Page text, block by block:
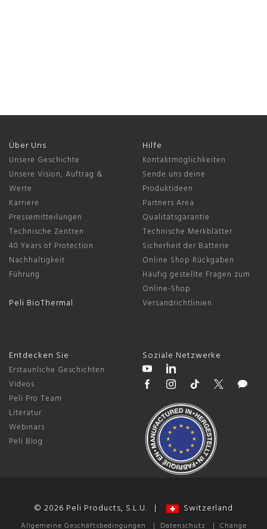
Über Uns
Unsere Geschichte
Unsere Vision, Auftrag &
Werte
Karriere
Pressemitteilungen
Technische Zentren
40 Years of Protection
Nachhaltigkeit
Führung
Peli BioThermal
Hilfe
Kontaktmöglichkeiten
Sende uns deine
Produktideen
Partners Area
Qualitätsgarantie
Technische Merkblätter
Sicherheit der Batterie
Online Shop Rückgaben
Häufig gestellte Fragen zum
Online-Shop
Versandrichtlinien
Entdecken Sie
Erstaunliche Geschichten
Videos
Peli Pro Team
Literatur
Webinars
Peli Blog
Soziale Netzwerke
© 2026 Peli Products, S.L.U. | Switzerland
Allgemeine Geschäftsbedingungen | Datenschutz | Change